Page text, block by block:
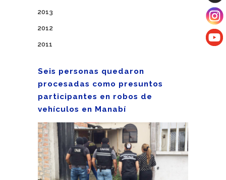
2013
2012
2011
Seis personas quedaron
procesadas como presuntos
participantes en robos de
vehículos en Manabí